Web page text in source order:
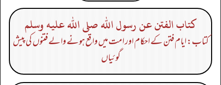
كتاب الفتن عن رسول الله صلى الله عليه وسلم
کتاب: ایام فتن کے احکام اور امت میں واقع ہونے والے فتنوں کی پیش
گوئیاں